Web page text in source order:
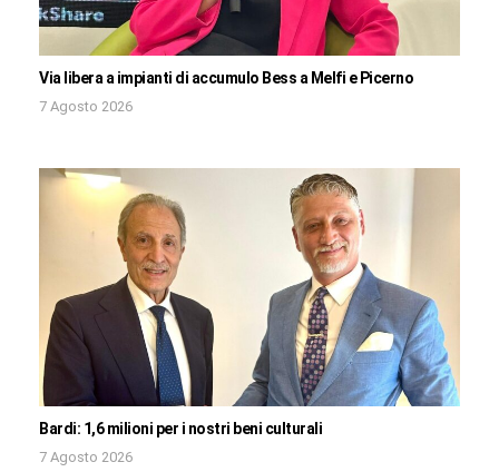
Via libera a impianti di accumulo Bess a Melfi e Picerno
7 Agosto 2026
Bardi: 1,6 milioni per i nostri beni culturali
7 Agosto 2026